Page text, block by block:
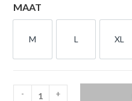
MAAT
M
M
L
L
XL
XL
- +